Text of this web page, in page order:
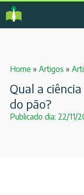
Home » Artigos »
Qual a
do pão?
Publicado dia: 22/11/